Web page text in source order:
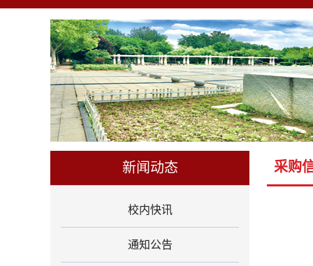
新闻动态
校内快讯
通知公告
采购